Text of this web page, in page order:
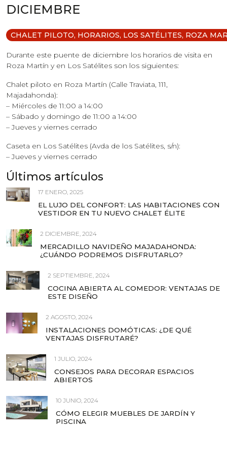
DICIEMBRE
CHALET PILOTO, HORARIOS, LOS SATÉLITES, ROZA
Durante este puente de diciembre los horarios de visita en
Roza Martín y en Los Satélites son los siguientes:
Chalet piloto en Roza Martín (Calle Traviata, 111,
Majadahonda):
– Miércoles de 11:00 a 14:00
– Sábado y domingo de 11:00 a 14:00
– Jueves y viernes cerrado
Caseta en Los Satélites (Avda de los Satélites, s/n):
– Jueves y viernes cerrado
Últimos artículos
17 ENERO, 2025
EL LUJO DEL CONFORT: LAS HABITACIONES CON
VESTIDOR EN TU NUEVO CHALET ÉLITE
2 DICIEMBRE, 2024
MERCADILLO NAVIDEÑO MAJADAHONDA:
¿CUÁNDO PODREMOS DISFRUTARLO?
2 SEPTIEMBRE, 2024
COCINA ABIERTA AL COMEDOR: VENTAJAS DE
ESTE DISEÑO
2 AGOSTO, 2024
INSTALACIONES DOMÓTICAS: ¿DE QUÉ
VENTAJAS DISFRUTARÉ?
1 JULIO, 2024
CONSEJOS PARA DECORAR ESPACIOS
ABIERTOS
10 JUNIO, 2024
CÓMO ELEGIR MUEBLES DE JARDÍN Y
PISCINA